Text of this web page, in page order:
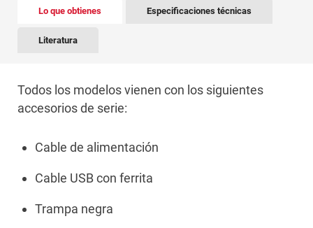
Lo que obtienes Especificaciones técnicas
Literatura
Todos los modelos vienen con los siguientes
accesorios de serie:
Cable de alimentación
Cable USB con ferrita
Trampa negra